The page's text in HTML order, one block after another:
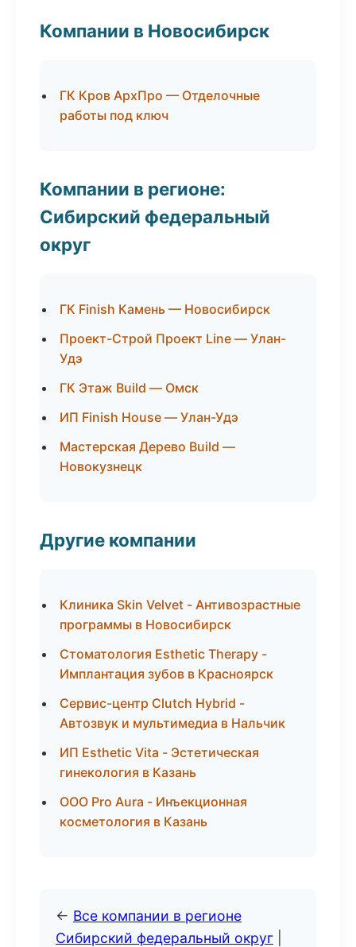
Компании в Новосибирск
ГК Кров АрхПро — Отделочные
работы под ключ
Компании в регионе:
Сибирский федеральный
округ
ГК Finish Камень — Новосибирск
Проект-Строй Проект Line — Улан-
Удэ
ГК Этаж Build — Омск
ИП Finish House — Улан-Удэ
Мастерская Дерево Build —
Новокузнецк
Другие компании
Клиника Skin Velvet - Антивозрастные
программы в Новосибирск
Стоматология Esthetic Therapy -
Имплантация зубов в Красноярск
Сервис-центр Clutch Hybrid -
Автозвук и мультимедиа в Нальчик
ИП Esthetic Vita - Эстетическая
гинекология в Казань
ООО Pro Aura - Инъекционная
косметология в Казань
← Все компании в регионе
Сибирский федеральный округ